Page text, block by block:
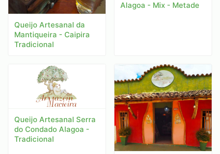
Queijo Artesanal da
Mantiqueira - Caipira
Tradicional
Alagoa - Mix - Metade
Queijo Artesanal Serra
do Condado Alagoa -
Tradicional